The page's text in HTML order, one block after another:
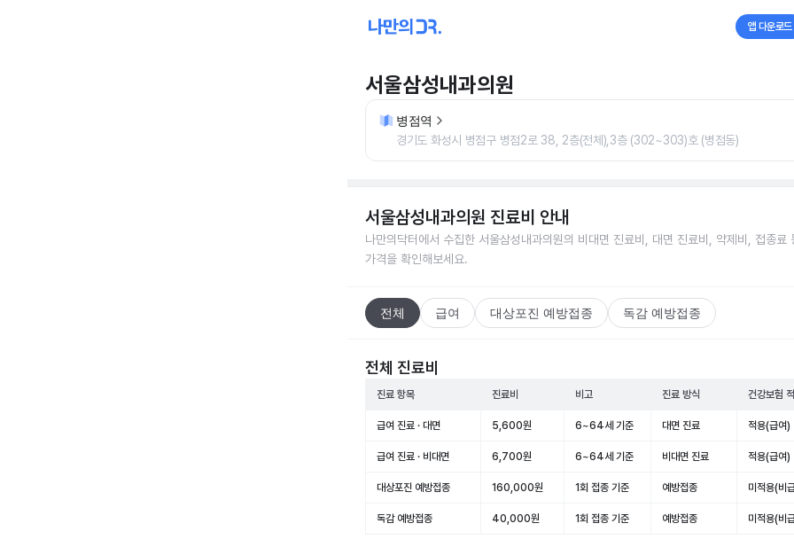
앱 다운로드
서울삼성내과의원
병점역
경기도 화성시 병점구 병점2로 38, 2층(전체),3층 (302~303)호 (병점동)
서울삼성내과의원 진료비 안내
나만의닥터에서 수집한 서울삼성내과의원의 비대면 진료비, 대면 진료비, 약제비, 접종료
가격을 확인해보세요.
전체 급여 대상포진 예방접종 독감 예방접종
전체 진료비
진료 항목 진료비 비고 진료 방식 건강보험
급여 진료 · 대면 5,600원 6~64세 기준 대면 진료 적용(급여)
급여 진료 · 비대면 6,700원 6~64세 기준 비대면 진료 적용(급여)
대상포진 예방접종 160,000원 1회 접종 기준 예방접종 미적용(비
독감 예방접종 40,000원 1회 접종 기준 예방접종 미적용(비